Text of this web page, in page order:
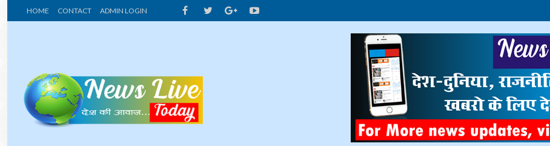
HOME CONTACT ADMIN LOGIN